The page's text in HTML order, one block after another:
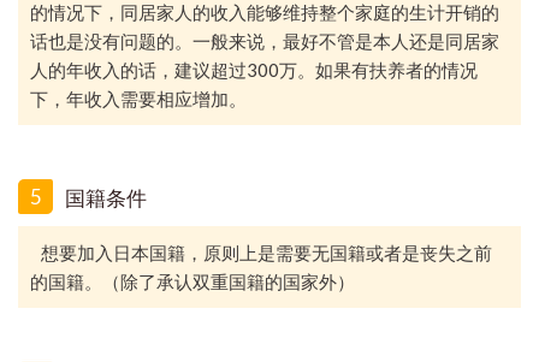
的情况下，同居家人的收入能够维持整个家庭的生计开销的
话也是没有问题的。一般来说，最好不管是本人还是同居家
人的年收入的话，建议超过300万。如果有扶养者的情况
下，年收入需要相应增加。
5 国籍条件
想要加入日本国籍，原则上是需要无国籍或者是丧失之前
的国籍。
（除了承认双重国籍的国家外）